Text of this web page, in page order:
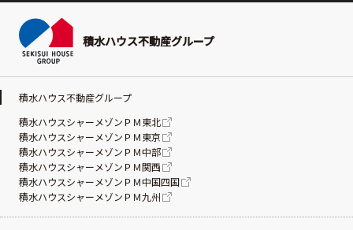
積水ハウス不動産グループ
積水ハウス不動産グループ
積水ハウスシャーメゾンＰＭ東北
積水ハウスシャーメゾンＰＭ東京
積水ハウスシャーメゾンＰＭ中部
積水ハウスシャーメゾンＰＭ関西
積水ハウスシャーメゾンＰＭ中国四国
積水ハウスシャーメゾンＰＭ九州